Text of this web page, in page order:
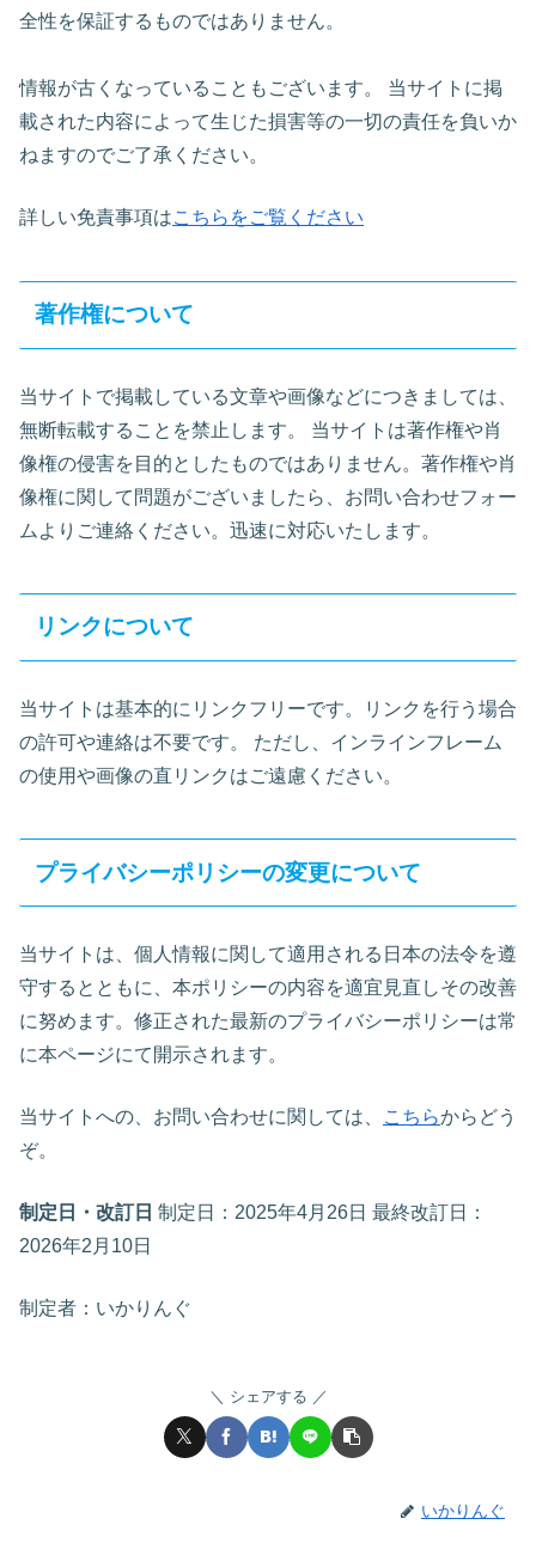
全性を保証するものではありません。
情報が古くなっていることもございます。 当サイトに掲
載された内容によって生じた損害等の一切の責任を負いか
ねますのでご了承ください。
詳しい免責事項はこちらをご覧ください
著作権について
当サイトで掲載している文章や画像などにつきましては、
無断転載することを禁止します。 当サイトは著作権や肖
像権の侵害を目的としたものではありません。著作権や肖
像権に関して問題がございましたら、お問い合わせフォー
ムよりご連絡ください。迅速に対応いたします。
リンクについて
当サイトは基本的にリンクフリーです。リンクを行う場合
の許可や連絡は不要です。 ただし、インラインフレーム
の使用や画像の直リンクはご遠慮ください。
プライバシーポリシーの変更について
当サイトは、個人情報に関して適用される日本の法令を遵
守するとともに、本ポリシーの内容を適宜見直しその改善
に努めます。修正された最新のプライバシーポリシーは常
に本ページにて開示されます。
当サイトへの、お問い合わせに関しては、 こちらからどう
ぞ。
制定日・改訂日 制定日：2025年4月26日 最終改訂日：
2026年2月10日
制定者：いかりんぐ
シェアする
いかりんぐ